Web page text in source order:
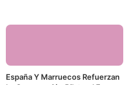
España Y Marruecos Refuerzan